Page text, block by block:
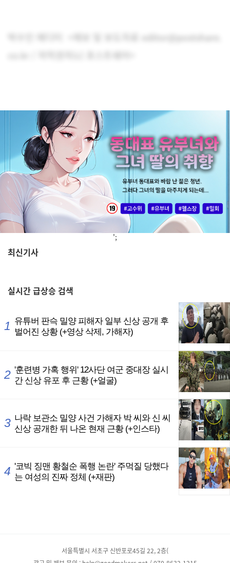
박수인 에디터 <제보 및 보도자료 editor@postshare.
co.kr / 저작권자(c) 포스트쉐어>
';
최신기사
실시간급상승 검색
서울특별시 서초구 신반포로45길 22, 2층(